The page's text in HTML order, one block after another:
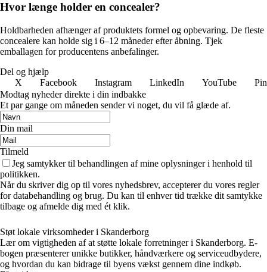
Hvor længe holder en concealer?
Holdbarheden afhænger af produktets formel og opbevaring. De fleste
concealere kan holde sig i 6–12 måneder efter åbning. Tjek
emballagen for producentens anbefalinger.
Del og hjælp
X
Facebook Instagram LinkedIn YouTube
Modtag nyheder direkte i din indbakke
Et par gange om måneden sender vi noget, du vil få glæde af.
Din mail
Tilmeld
Jeg samtykker til behandlingen af mine oplysninger i henhold til
politikken.
Når du skriver dig op til vores nyhedsbrev, accepterer du vores regler
for databehandling og brug. Du kan til enhver tid trække dit samtykke
tilbage og afmelde dig med ét klik.
Støt lokale virksomheder i Skanderborg
Lær om vigtigheden af at støtte lokale forretninger i Skanderborg. E-
bogen præsenterer unikke butikker, håndværkere og serviceudbydere,
og hvordan du kan bidrage til byens vækst gennem dine indkøb.